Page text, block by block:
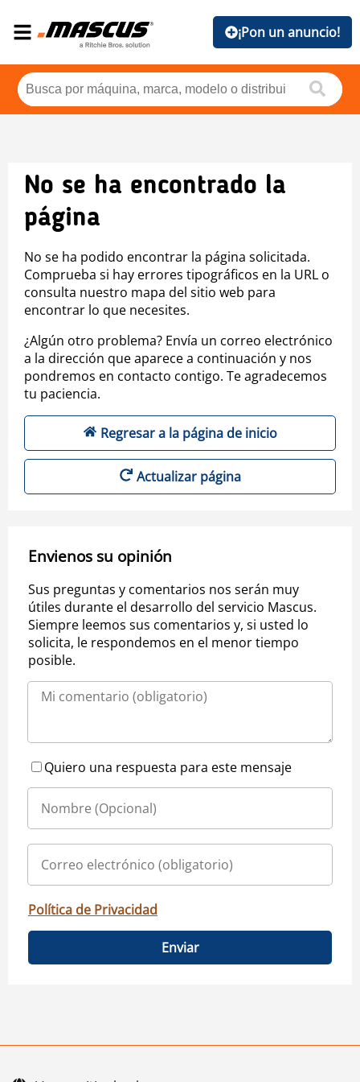
¡Pon un anuncio!
No se ha encontrado la
página
No se ha podido encontrar la página solicitada.
Comprueba si hay errores tipográficos en la URL o
consulta nuestro mapa del sitio web para
encontrar lo que necesites.
¿Algún otro problema? Envía un correo electrónico
a la dirección que aparece a continuación y nos
pondremos en contacto contigo. Te agradecemos
tu paciencia.
Regresar a la página de inicio
Actualizar página
Envienos su opinión
Sus preguntas y comentarios nos serán muy
útiles durante el desarrollo del servicio Mascus.
Siempre leemos sus comentarios y, si usted lo
solicita, le respondemos en el menor tiempo
posible.
Quiero una respuesta para este mensaje
Política de Privacidad
Enviar